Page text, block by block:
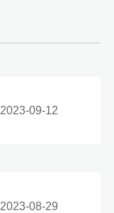
2023-09-12
2023-08-29